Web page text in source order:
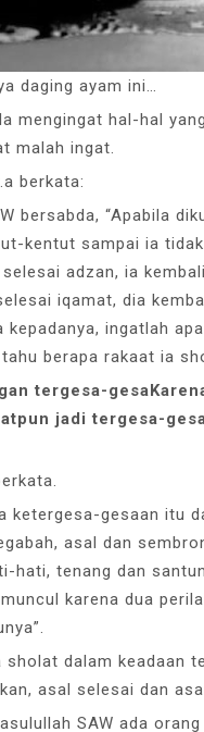
daging ayam ini…
mengingat hal-hal
malah ingat.
berkata:
bersabda, “Apabila
kentut sampai ia
adzan, ia
iqamat, dia
kepadanya, ingatlah
berapa rakaat ia
tergesa-
jadi tergesa-
ketergesa-gesaan itu
asal dan
hati, tenang dan
karena dua
sholat dalam keadaan
asal selesai dan
SAW ada